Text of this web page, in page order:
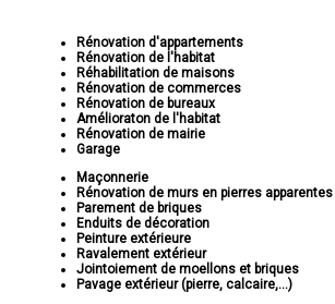
Rénovation d'appartements
Rénovation de l'habitat
Réhabilitation de maisons
Rénovation de commerces
Rénovation de bureaux
Amélioraton de l'habitat
Rénovation de mairie
Garage
Maçonnerie
Rénovation de murs en pierres apparentes
Parement de briques
Enduits de décoration
Peinture extérieure
Ravalement extérieur
Jointoiement de moellons et briques
Pavage extérieur (pierre, calcaire,...)